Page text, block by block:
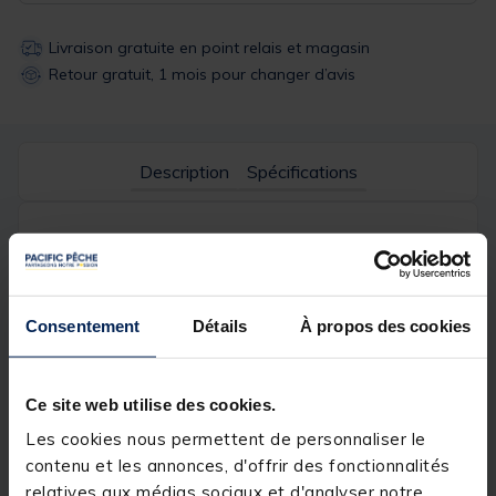
Consentement Détails À propos des cookies
Ce site web utilise des cookies.
Les cookies nous permettent de personnaliser le
contenu et les annonces, d'offrir des fonctionnalités
Livraison gratuite en point relais et magasin
Retour gratuit, 1 mois pour changer d’avis
Description Spécifications
Description & détails
Description
Fourreau léger et très resistant grâce à sa matière
technique.
Facile à nettoyer.